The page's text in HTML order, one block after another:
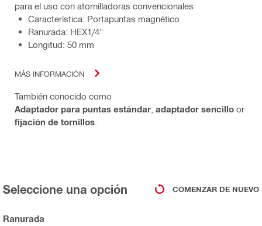
para el uso con atornilladoras convencionales
Característica: Portapuntas magnético
Ranurada: HEX1/4"
Longitud: 50 mm
MÁS INFORMACIÓN
También conocido como
Adaptador para puntas estándar adaptador sencillo or
fijación de tornillos
Seleccione una opción COMENZAR DE NUEVO
Ranurada